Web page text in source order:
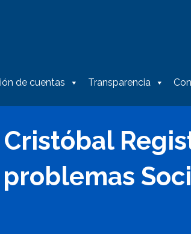
de cuentas Transparencia